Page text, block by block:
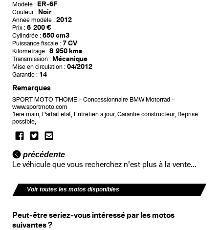
Modèle : ER-6F
Couleur : Noir
Année modèle : 2012
Prix : 6 200 €
Cylindrée : 650 cm3
Puissance fiscale : 7 CV
Kilométrage : 8 950 kms
Transmission : Mécanique
Mise en circulation : 04/2012
Garantie : 14
Remarques
SPORT MOTO THOME – Concessionnaire BMW Motorrad –
www.sportmoto.com
1ère main, Parfait état, Entretien à jour, Garantie constructeur, Reprise
possible,
précédente
Le véhicule que vous recherchez n'est plus à la vente...
Voir toutes les motos disponibles
Peut-être seriez-vous intéressé par les motos
suivantes ?